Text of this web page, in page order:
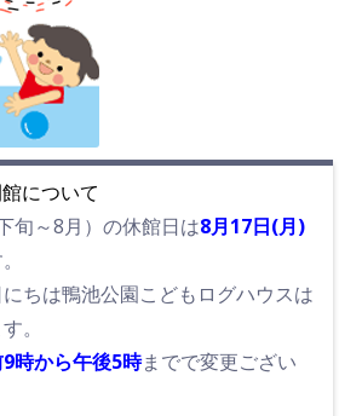
について
旬～8月）の休館日は8月17日(月)
ちは鴨池公園こどもログハウスは
。
時から午後5時までで変更ござい